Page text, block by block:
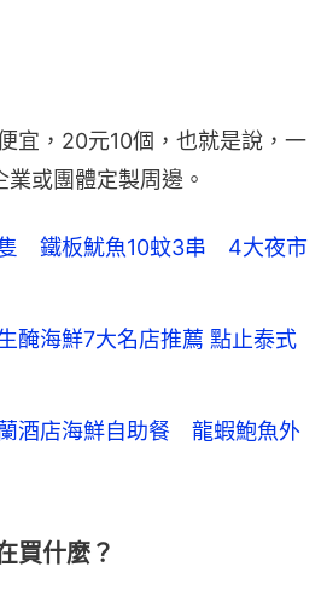
宜，20元10個，也就是說，一
或團體定製周邊。
隻 鐵板魷魚10蚊3串 4大夜市
醃海鮮7大名店推薦 點止泰式
酒店海鮮自助餐 龍蝦鮑魚外
買什麼？